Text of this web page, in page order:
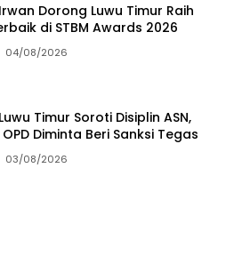
Dorong Luwu Timur Raih
di STBM Awards 2026
04/08/2026
Timur Soroti Disiplin ASN,
Diminta Beri Sanksi Tegas
03/08/2026